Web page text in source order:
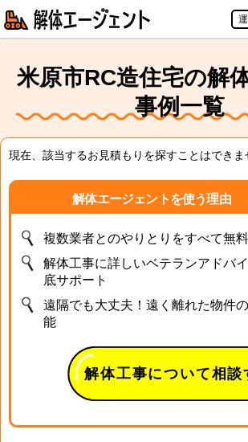
米原市RC造住宅の解
事例一覧
現在、該当するお見積もりを探すことはできま
解体エージェントを使う理由
複数業者とのやりとりをすべて無料
解体工事に詳しいベテランアドバ
底サポート
遠隔でも大丈夫！遠く離れた物件
能
解体工事について相談